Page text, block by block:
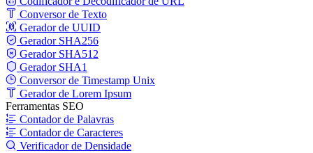
Conversor de Texto
Gerador de UUID
Gerador SHA256
Gerador SHA512
Gerador SHA1
Conversor de Timestamp Unix
Gerador de Lorem Ipsum
Ferramentas SEO
Contador de Palavras
Contador de Caracteres
Verificador de Densidade